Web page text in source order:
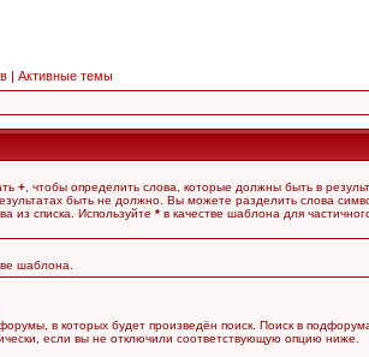
| Активные темы
+ , чтобы определить слова, которые должны быть в
быть не должно. Вы можете разделить слова
из списка. Используйте * в качестве шаблона для
шаблона.
в которых будет произведён поиск. Поиск в
если вы не отключили соответствующую опцию ниже.